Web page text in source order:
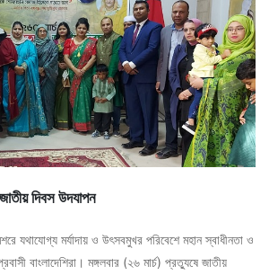
দিবস উদযাপন
যথাযোগ্য মর্যাদায় ও উৎসবমুখর পরিবেশে মহান স্বাধীনতা ও
বাংলাদেশিরা। মঙ্গলবার (২৬ মার্চ) প্রত্যুষে জাতীয়